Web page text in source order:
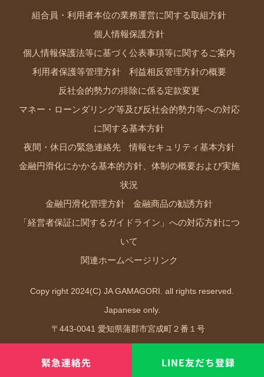
組合員・利用者本位の業務運営に関する取組方針
個人情報保護方針
個人情報保護法等に基づく公表事項等に関するご案内
利用者保護等管理方針 利益相反管理方針の概要
反社会的勢力の排除に係る定款変更
マネー・ローンダリング等及び反社会的勢力等への対応
に関する基本方針
夜間・休日の緊急連絡先 情報セキュリティ基本方針
金融円滑化にかかる基本的方針、体制の概要および実施
状況
金融円滑化管理方針 金融商品の勧誘方針
「経営者保証に関するガイドライン」への対応方針につ
いて
関連ホームページリンク
Copy right 2024(C) JA GAMAGORI. all rights reserved.
Japanese only.
〒443-0041 愛知県蒲郡市宮成町２番１号
緊急連絡先 LINE友だち登録